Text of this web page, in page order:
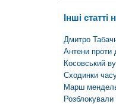
Інші статті
Дмитро
Антени проти
Косовський
Сходинки
Марш
Розблокували